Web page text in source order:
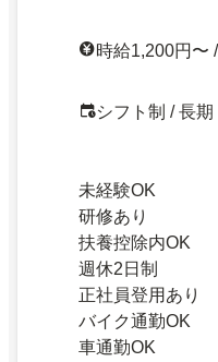
時給1,200円〜
シフト制 / 長期
未経験OK
研修あり
扶養控除内OK
週休2日制
正社員登用あり
バイク通勤OK
車通勤OK